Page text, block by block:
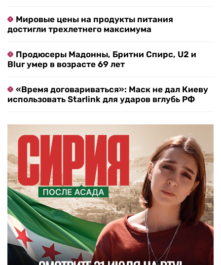
Мировые цены на продукты питания
достигли трехлетнего максимума
Продюсеры Мадонны, Бритни Спирс, U2 и
Blur умер в возрасте 69 лет
«Время договариваться»: Маск не дал Киеву
использовать Starlink для ударов вглубь РФ